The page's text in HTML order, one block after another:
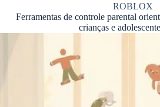
ROBLOX
Ferramentas de controle parental
crianças e